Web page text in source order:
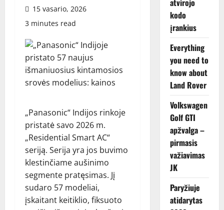
15 vasario, 2026
3 minutes read
„Panasonic“ Indijos rinkoje
pristatė savo 2026 m.
„Residential Smart AC“
seriją. Serija yra jos buvimo
klestinčiame aušinimo
segmente pratęsimas. Jį
sudaro 57 modeliai,
įskaitant keitiklio, fiksuoto
atvirojo
kodo
įrankius
Everything
you need to
know about
Land Rover
Volkswagen
Golf GTI
apžvalga –
pirmasis
važiavimas
JK
Paryžiuje
atidarytas